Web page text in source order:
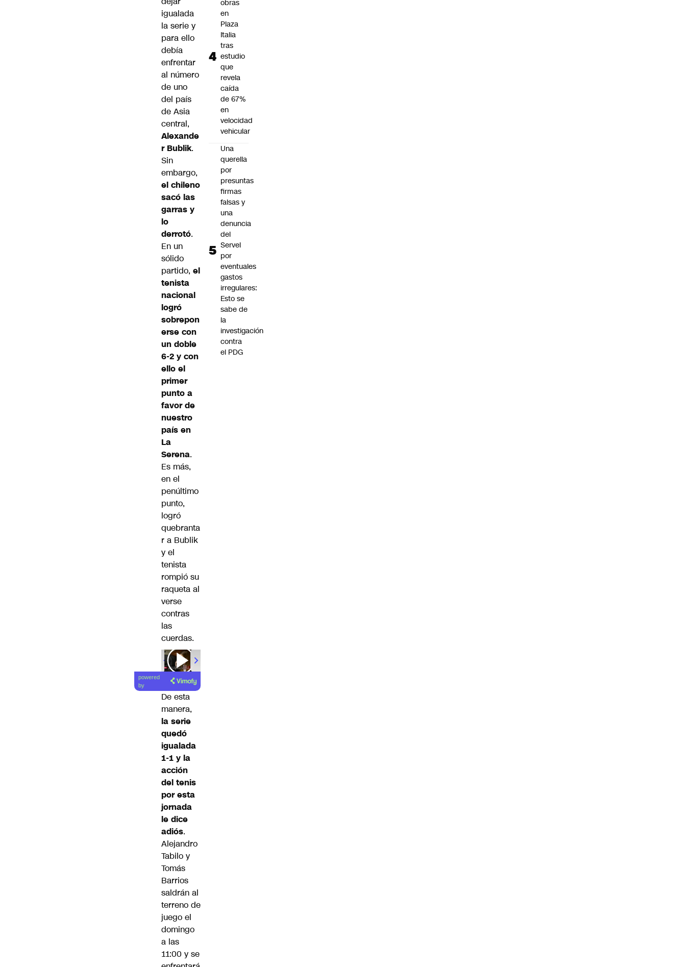
igualada
la serie y
para ello
debía
enfrentar
al número
de uno
del país
de Asia
central,
Alexande
r Bublik.
Sin
embargo,
el chileno
sacó las
garras y
lo
derrotó.
En un
sólido
partido, el
tenista
nacional
logró
sobrepon
erse con
un doble
6-2 y con
ello el
primer
punto a
favor de
nuestro
país en
La
Serena.
Es más,
en el
penúltimo
punto,
logró
quebranta
r a Bublik
y el
tenista
rompió su
raqueta al
verse
contras
las
cuerdas.
powered
by
De esta
manera,
la serie
quedó
igualada
1-1 y la
acción
del tenis
por esta
jornada
le dice
adiós.
Alejandro
Tabilo y
Tomás
Barrios
saldrán al
terreno de
juego el
domingo
a las
11:00 y se
obras
en
Plaza
Italia
tras
estudio
que
revela
caída
de 67%
en
velocidad
vehicular
Una
querella
por
presuntas
firmas
falsas y
una
denuncia
del
Servel
por
eventuales
gastos
irregulares:
Esto se
sabe de
la
investigación
contra
el PDG